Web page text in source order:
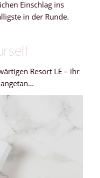
Einschlag ins
in der Runde.
Resort LE – ihr